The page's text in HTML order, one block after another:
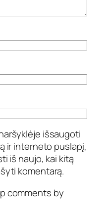
išsaugoti
ir interneto puslapį,
iš naujo, kai kitą
komentarą.
comments by